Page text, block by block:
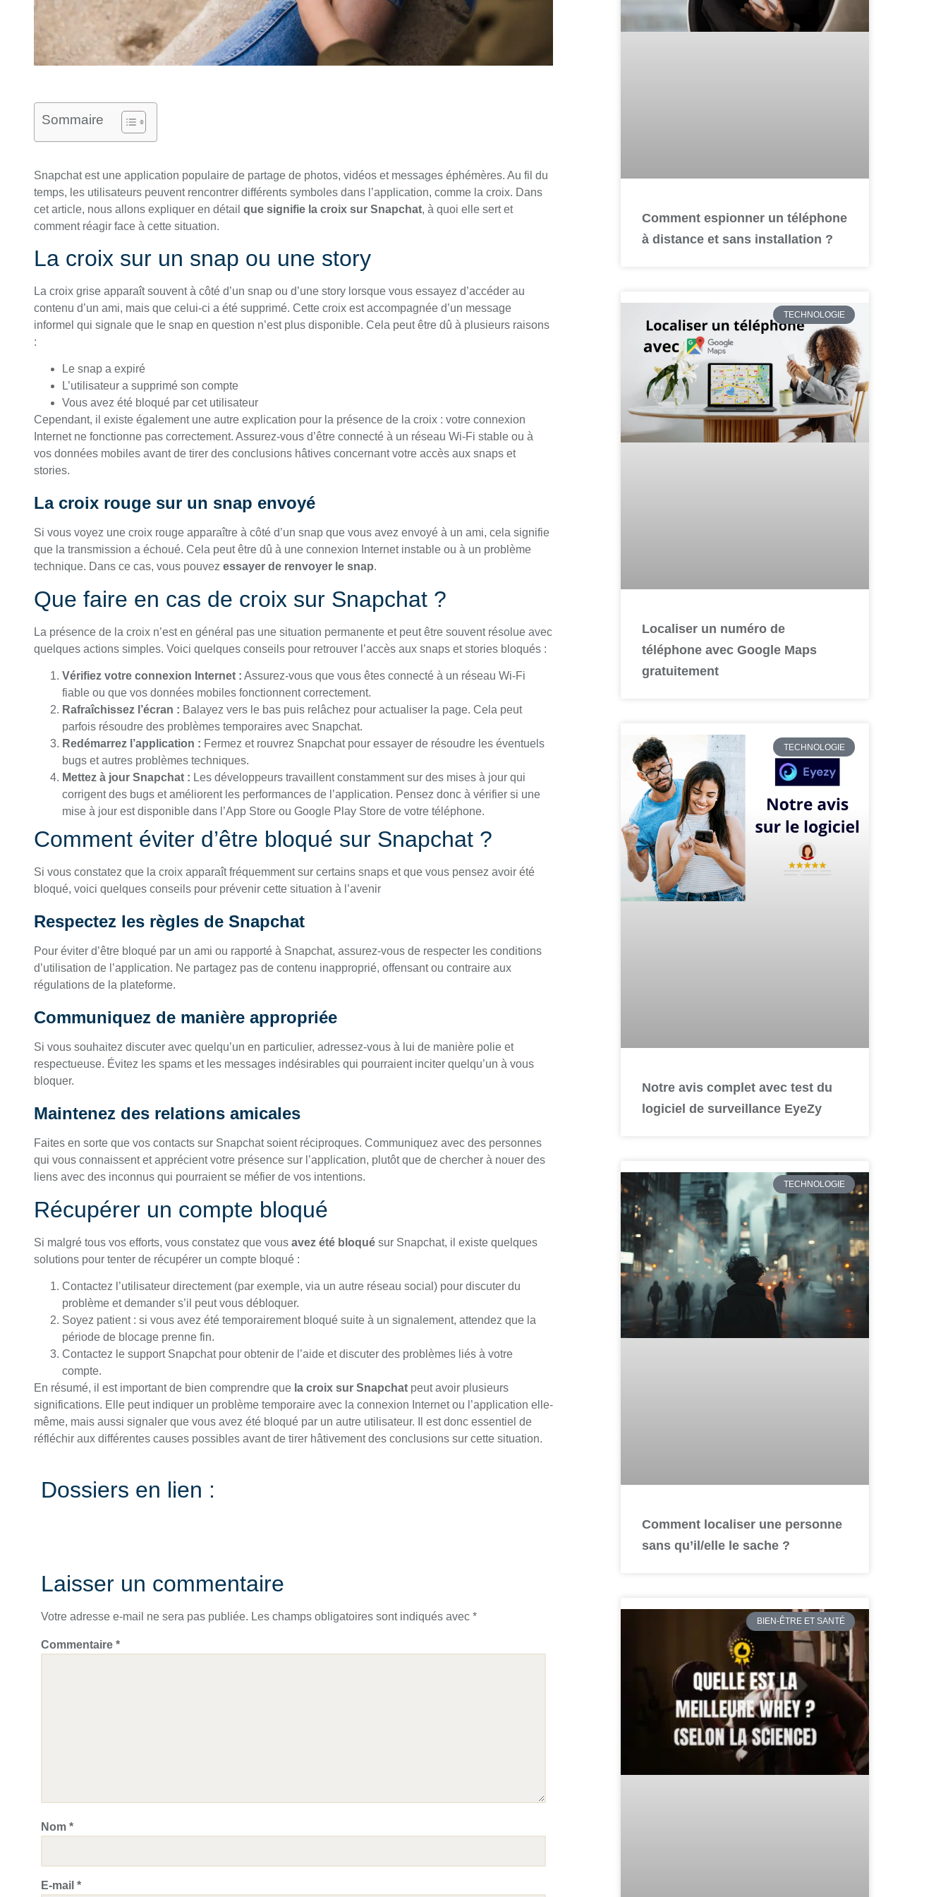
Sommaire
Snapchat est une application populaire de partage de photos, vidéos et messages éphémères. Au fil du
temps, les utilisateurs peuvent rencontrer différents symboles dans l’application, comme la croix. Dans
cet article, nous allons expliquer en détail que signifie la croix sur Snapchat, à quoi elle sert et
comment réagir face à cette situation.
La croix sur un snap ou une story
La croix grise apparaît souvent à côté d’un snap ou d’une story lorsque vous essayez d’accéder au
contenu d’un ami, mais que celui-ci a été supprimé. Cette croix est accompagnée d’un message
informel qui signale que le snap en question n’est plus disponible. Cela peut être dû à plusieurs raisons
:
Le snap a expiré
L’utilisateur a supprimé son compte
Vous avez été bloqué par cet utilisateur
Cependant, il existe également une autre explication pour la présence de la croix : votre connexion
Internet ne fonctionne pas correctement. Assurez-vous d’être connecté à un réseau Wi-Fi stable ou à
vos données mobiles avant de tirer des conclusions hâtives concernant votre accès aux snaps et
stories.
La croix rouge sur un snap envoyé
Si vous voyez une croix rouge apparaître à côté d’un snap que vous avez envoyé à un ami, cela signifie
que la transmission a échoué. Cela peut être dû à une connexion Internet instable ou à un problème
technique. Dans ce cas, vous pouvez essayer de renvoyer le snap.
Que faire en cas de croix sur Snapchat ?
La présence de la croix n’est en général pas une situation permanente et peut être souvent résolue avec
quelques actions simples. Voici quelques conseils pour retrouver l’accès aux snaps et stories bloqués :
Vérifiez votre connexion Internet : Assurez-vous que vous êtes connecté à un réseau Wi-Fi
fiable ou que vos données mobiles fonctionnent correctement.
Rafraîchissez l’écran : Balayez vers le bas puis relâchez pour actualiser la page. Cela peut
parfois résoudre des problèmes temporaires avec Snapchat.
Redémarrez l’application : Fermez et rouvrez Snapchat pour essayer de résoudre les éventuels
bugs et autres problèmes techniques.
Mettez à jour Snapchat : Les développeurs travaillent constamment sur des mises à jour qui
corrigent des bugs et améliorent les performances de l’application. Pensez donc à vérifier si une
mise à jour est disponible dans l’App Store ou Google Play Store de votre téléphone.
Comment éviter d’être bloqué sur Snapchat ?
Si vous constatez que la croix apparaît fréquemment sur certains snaps et que vous pensez avoir été
bloqué, voici quelques conseils pour prévenir cette situation à l’avenir
Respectez les règles de Snapchat
Pour éviter d’être bloqué par un ami ou rapporté à Snapchat, assurez-vous de respecter les conditions
d’utilisation de l’application. Ne partagez pas de contenu inapproprié, offensant ou contraire aux
régulations de la plateforme.
Communiquez de manière appropriée
Si vous souhaitez discuter avec quelqu’un en particulier, adressez-vous à lui de manière polie et
respectueuse. Évitez les spams et les messages indésirables qui pourraient inciter quelqu’un à vous
bloquer.
Maintenez des relations amicales
Faites en sorte que vos contacts sur Snapchat soient réciproques. Communiquez avec des personnes
qui vous connaissent et apprécient votre présence sur l’application, plutôt que de chercher à nouer des
liens avec des inconnus qui pourraient se méfier de vos intentions.
Récupérer un compte bloqué
Si malgré tous vos efforts, vous constatez que vous avez été bloqué sur Snapchat, il existe quelques
solutions pour tenter de récupérer un compte bloqué :
Contactez l’utilisateur directement (par exemple, via un autre réseau social) pour discuter du
problème et demander s’il peut vous débloquer.
Soyez patient : si vous avez été temporairement bloqué suite à un signalement, attendez que la
période de blocage prenne fin.
Contactez le support Snapchat pour obtenir de l’aide et discuter des problèmes liés à votre
compte.
En résumé, il est important de bien comprendre que la croix sur Snapchat peut avoir plusieurs
significations. Elle peut indiquer un problème temporaire avec la connexion Internet ou l’application elle-
même, mais aussi signaler que vous avez été bloqué par un autre utilisateur. Il est donc essentiel de
réfléchir aux différentes causes possibles avant de tirer hâtivement des conclusions sur cette situation.
Dossiers en lien :
Laisser un commentaire
Votre adresse e-mail ne sera pas publiée. Les champs obligatoires sont indiqués avec *
Commentaire *
Nom *
E-mail *
Comment espionner un téléphone
à distance et sans installation ?
TECHNOLOGIE
Localiser un numéro de
téléphone avec Google Maps
gratuitement
TECHNOLOGIE
Notre avis complet avec test du
logiciel de surveillance EyeZy
TECHNOLOGIE
Comment localiser une personne
sans qu’il/elle le sache ?
BIEN-ÊTRE ET SANTÉ